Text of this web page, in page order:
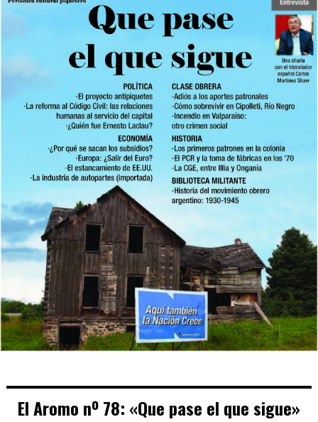
El Aromo nº 78: «Que pase el que sigue»